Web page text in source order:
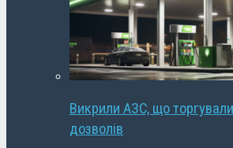
Викрили АЗС, що
дозволів